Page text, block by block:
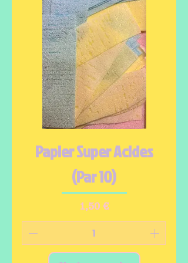
Papier Super Acides
(Par 10)
Prix
1,50 €